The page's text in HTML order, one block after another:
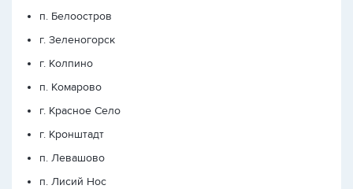
п. Белоостров
г. Зеленогорск
г. Колпино
п. Комарово
г. Красное Село
г. Кронштадт
п. Левашово
п. Лисий Нос